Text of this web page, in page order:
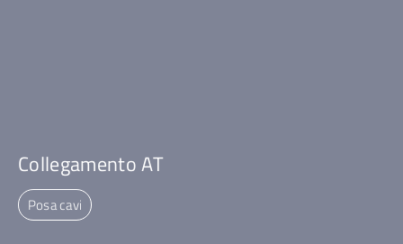
Collegamento AT
Posa cavi